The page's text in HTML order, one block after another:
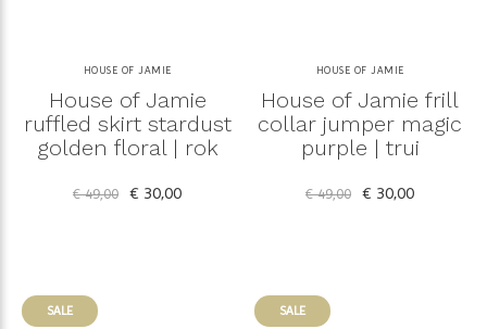
HOUSE OF JAMIE
House of Jamie
ruffled skirt stardust
golden floral | rok
€ 49,00 € 30,00
HOUSE OF JAMIE
House of Jamie frill
collar jumper magic
purple | trui
€ 49,00 € 30,00
SALE SALE